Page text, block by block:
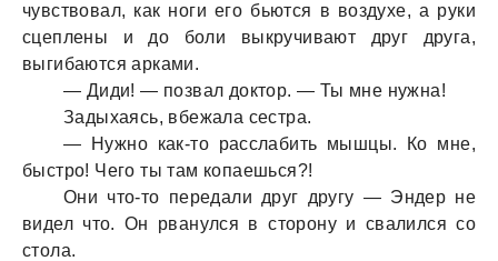
чувствовал, как ноги его бьются в воздухе, а руки
сцеплены и до боли выкручивают друг друга,
выгибаются арками.
— Диди! — позвал доктор. — Ты мне нужна!
Задыхаясь, вбежала сестра.
— Нужно как-то расслабить мышцы. Ко мне,
быстро! Чего ты там копаешься?!
Они что-то передали друг другу — Эндер не
видел что. Он рванулся в сторону и свалился со
стола.